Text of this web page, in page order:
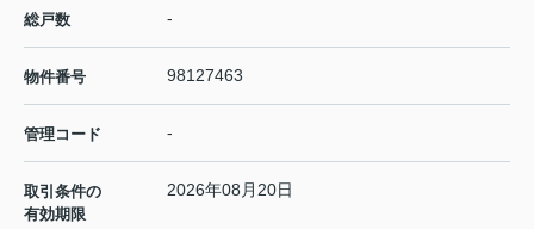
総戸数 -
物件番号 98127463
管理コード -
取引条件の
有効期限
2026年08月20日